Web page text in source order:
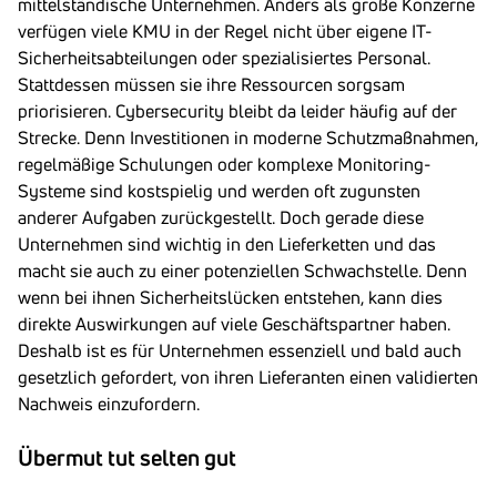
mittelständische Unternehmen. Anders als große Konzerne
verfügen viele KMU in der Regel nicht über eigene IT-
Sicherheitsabteilungen oder spezialisiertes Personal.
Stattdessen müssen sie ihre Ressourcen sorgsam
priorisieren. Cybersecurity bleibt da leider häufig auf der
Strecke. Denn Investitionen in moderne Schutzmaßnahmen,
regelmäßige Schulungen oder komplexe Monitoring-
Systeme sind kostspielig und werden oft zugunsten
anderer Aufgaben zurückgestellt. Doch gerade diese
Unternehmen sind wichtig in den Lieferketten und das
macht sie auch zu einer potenziellen Schwachstelle. Denn
wenn bei ihnen Sicherheitslücken entstehen, kann dies
direkte Auswirkungen auf viele Geschäftspartner haben.
Deshalb ist es für Unternehmen essenziell und bald auch
gesetzlich gefordert, von ihren Lieferanten einen validierten
Nachweis einzufordern.
Übermut tut selten gut